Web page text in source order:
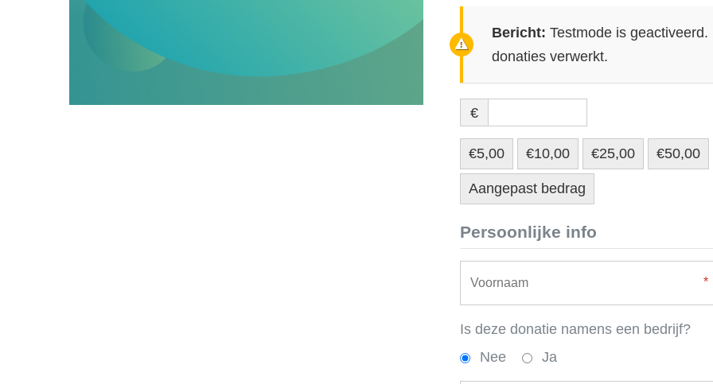
Bericht: Testmode is
donaties verwerkt.
€
€5,00 €10,00 €25,00 €50,00
Aangepast bedrag
Persoonlijke info
Is deze donatie namens een bedrijf?
Nee
Ja